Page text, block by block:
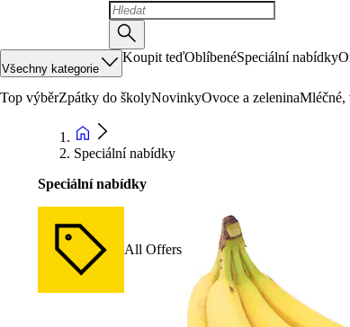
Všechny kategorie
Koupit teďOblíbenéSpeciální nabídky
Top výběrZpátky do školyNovinkyOvoce a zeleninaMléčné,
Speciální nabídky
Speciální nabídky
All Offers